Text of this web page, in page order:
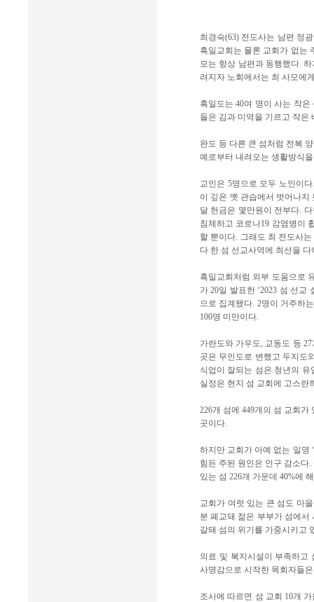
최경숙(63) 전도사는 남편 정
흑일교회는 물론 교회가 없는
모는 항상 남편과 동행했다.
려지자 노회에서는 최 사모에
흑일도는 40여 명이 사는 작
들은 김과 미역을 기르고 작은
완도 등 다른 큰 섬처럼 전복
예로부터 내려오는 생활방식
교인은 5명으로 모두 노인이
이 깊은 옛 관습에서 벗어나
달 헌금은 몇만원이 전부다.
침체하고 코로나19 감염병이
할 뿐이다. 그래도 최 전도사
다 한 섬 선교사역에 최선을
흑일교회처럼 외부 도움으로
가 20일 발표한 ‘2023 섬 선교
으로 집계됐다. 2명이 거주하
100명 미만이다.
가란도와 가우도, 교동도 등
곳은 무인도로 변했고 두지도
식업이 잘되는 섬은 청년의
실정은 현지 섬 교회에 고스란
226개 섬에 449개의 섬 교회
곳이다.
하지만 교회가 아예 없는 일명
힘든 주된 원인은 인구 감소다.
있는 섬 226개 가운데 40%에
교회가 여럿 있는 큰 섬도 마
분 폐교돼 젊은 부부가 섬에
갈돼 섬의 위기를 가중시키고
의료 및 복지시설이 부족하고
사명감으로 시작한 목회자들
조사에 따르면 섬 교회 10개